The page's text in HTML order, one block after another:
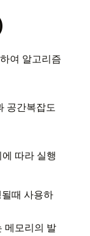
여 알고리즘
공간복잡도
따라 실행
때 사용하
메모리의 발